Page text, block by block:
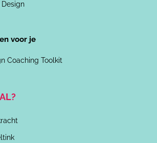
voor je
Coaching Toolkit